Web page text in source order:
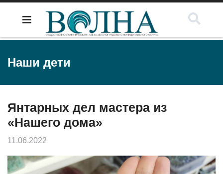
Наши дети
Янтарных дел мастера из
«Нашего дома»
11.06.2022